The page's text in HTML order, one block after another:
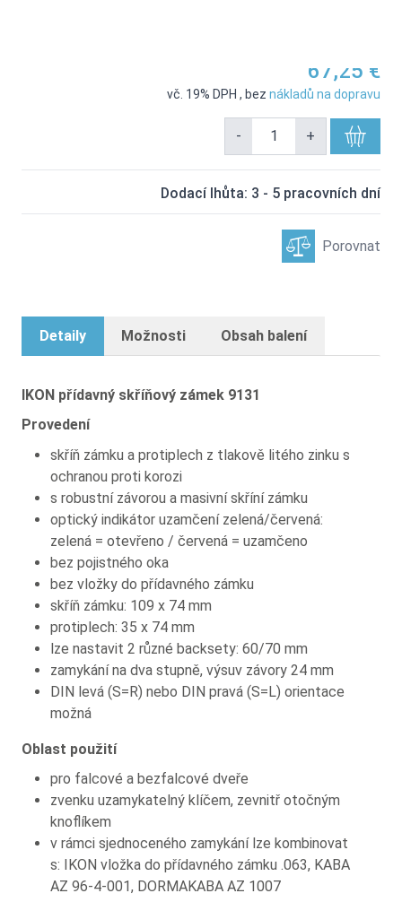
67,25 €
vč. 19% DPH , bez nákladů na dopravu
- +
Dodací lhůta: 3 - 5 pracovních dní
Porovnat
Detaily Možnosti Obsah balení
IKON přídavný skříňový zámek 9131
Provedení
skříň zámku a protiplech z tlakově litého zinku s
ochranou proti korozi
s robustní závorou a masivní skříní zámku
optický indikátor uzamčení zelená/červená:
zelená = otevřeno / červená = uzamčeno
bez pojistného oka
bez vložky do přídavného zámku
skříň zámku: 109 x 74 mm
protiplech: 35 x 74 mm
lze nastavit 2 různé backsety: 60/70 mm
zamykání na dva stupně, výsuv závory 24 mm
DIN levá (S=R) nebo DIN pravá (S=L) orientace
možná
Oblast použití
pro falcové a bezfalcové dveře
zvenku uzamykatelný klíčem, zevnitř otočným
knoflíkem
v rámci sjednoceného zamykání lze kombinovat
s: IKON vložka do přídavného zámku .063, KABA
AZ 96-4-001, DORMAKABA AZ 1007